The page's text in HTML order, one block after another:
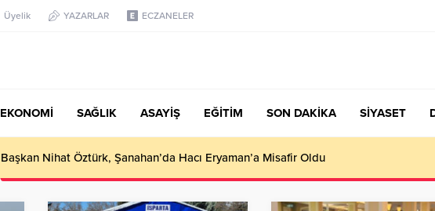
Üyelik YAZARLAR ECZANELER
EKONOMİ SAĞLIK ASAYİŞ EĞİTİM SON DAKİKA SİYASET
KANTİNLER LGS SINAV GÜNÜ KAPALI